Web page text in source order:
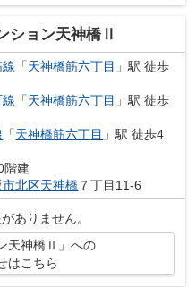
ション天神橋Ⅱ
「天神橋筋六丁目 」駅 徒歩
「天神橋筋六丁目 」駅 徒歩
「天神橋筋六丁目 」駅 徒歩4
階建
市北区天神橋 ７丁目11-6
ありません。
天神橋Ⅱ」への
はこちら